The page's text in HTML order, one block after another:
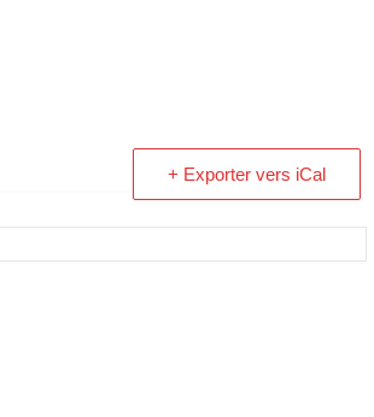
+ Exporter vers iCal